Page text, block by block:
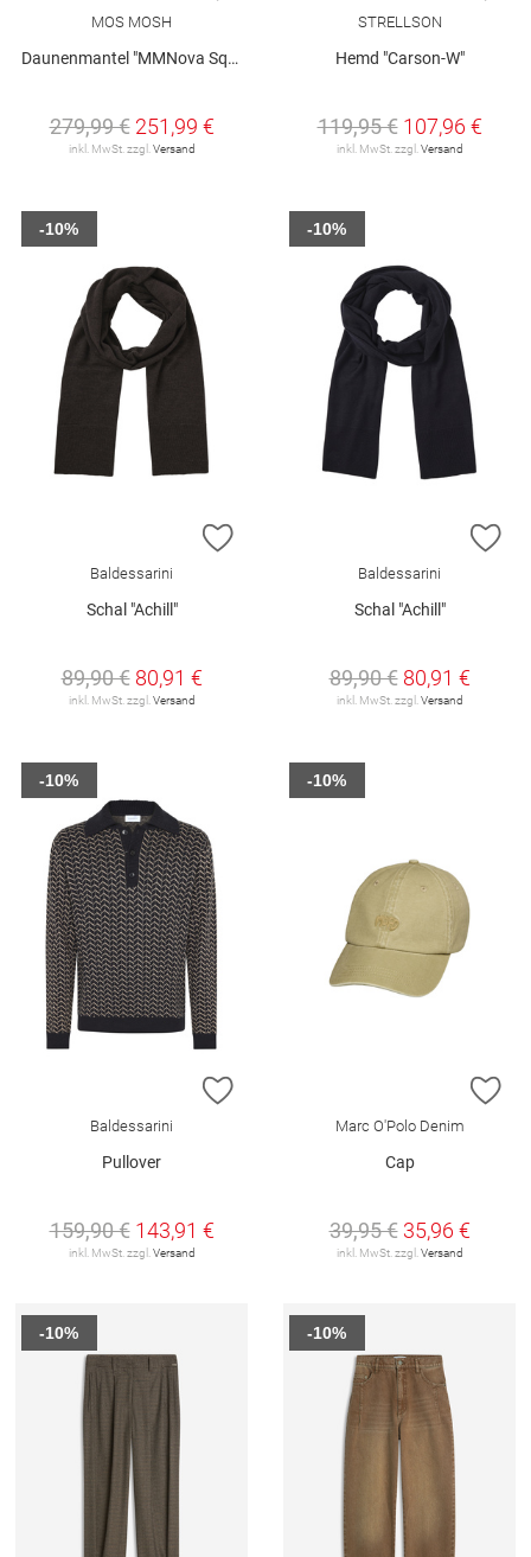
MOS MOSH
Daunenmantel "MMNova Square"
279,99 € 251,99 €
inkl. MwSt. zzgl. Versand
STRELLSON
Hemd "Carson-W"
119,95 € 107,96 €
inkl. MwSt. zzgl. Versand
ZUR WUNSCHLISTE HINZUFÜGEN
Baldessarini
Schal "Achill"
89,90 € 80,91 €
inkl. MwSt. zzgl.Versand
-10%
Baldessarini
Schal "Achill"
89,90 € 80,91 €
inkl. MwSt. zzgl.Versand
-10%
ZUR WUNSCHLISTE HINZUFÜGEN
Baldessarini
Pullover
159,90 € 143,91 €
inkl. MwSt. zzgl. Versand
-10%
Marc O'Polo Denim
Cap
39,95 € 35,96 €
inkl. MwSt. zzgl. Versand
-10%
-10% -10%